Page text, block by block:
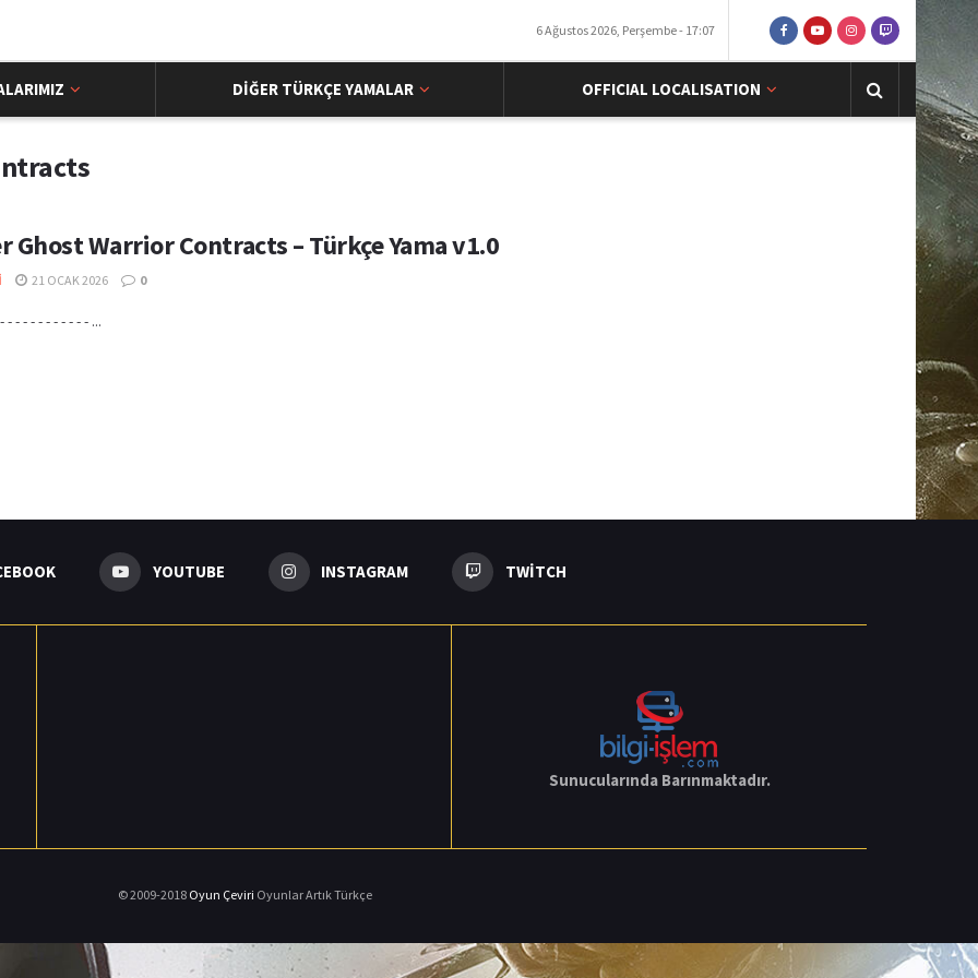
6 Ağustos 2026, Perşembe - 17:07
DIĞER TÜRKÇE YAMALAR OFFICIAL LOCALISATION
Ghost Warrior Contracts – Türkçe Yama v1.0
21 OCAK 2026 0
- - - - - - - - - - - ...
YOUTUBE INSTAGRAM TWITCH
Sunucularında Barınmaktadır.
© 2009-2018 Oyun Çeviri Oyunlar Artık Türkçe